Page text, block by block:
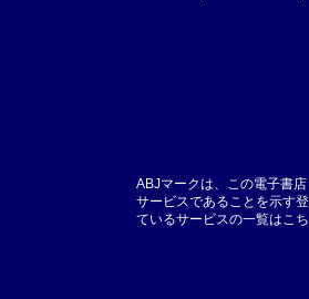
ABJマークは、この電子書
サービスであることを示す
ているサービスの一覧はこち